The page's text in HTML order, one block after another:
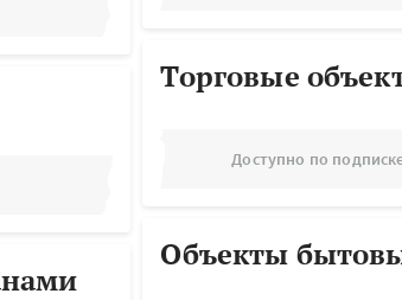
Торговые
Доступно по
Объекты